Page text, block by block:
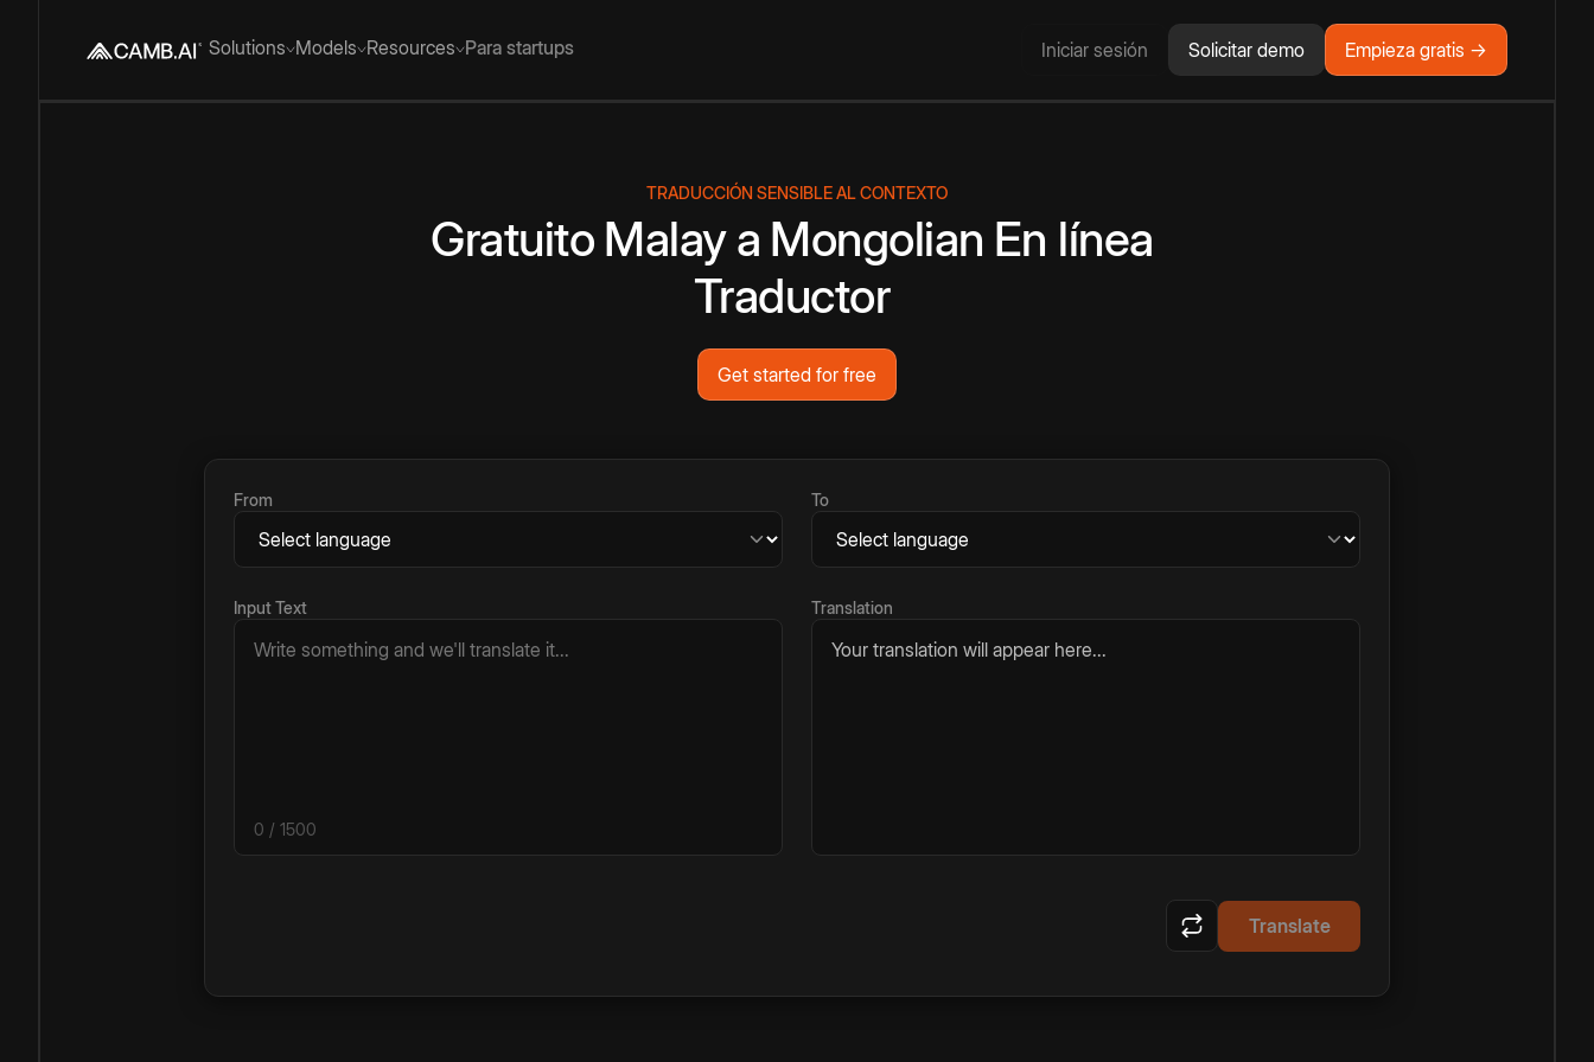
Solutions Models Resources Para startups Iniciar sesión Solicitar demo Empieza gratis →
TRADUCCIÓN SENSIBLE AL CONTEXTO
Gratuito Malaya Mongolian En línea
Traductor
Get started for free
From To
Input Text
0 / 1500
Translation
Your translation will appear here...
Translate